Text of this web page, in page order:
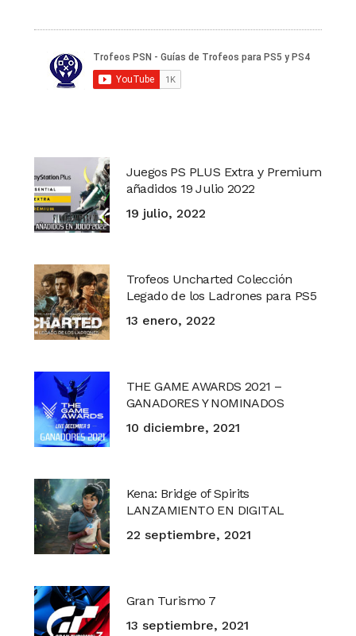
Juegos PS PLUS Extra y Premium
añadidos 19 Julio 2022
19 julio, 2022
Trofeos Uncharted Colección
Legado de los Ladrones para PS5
13 enero, 2022
THE GAME AWARDS 2021 –
GANADORES Y NOMINADOS
10 diciembre, 2021
Kena: Bridge of Spirits
LANZAMIENTO EN DIGITAL
22 septiembre, 2021
Gran Turismo 7
13 septiembre, 2021